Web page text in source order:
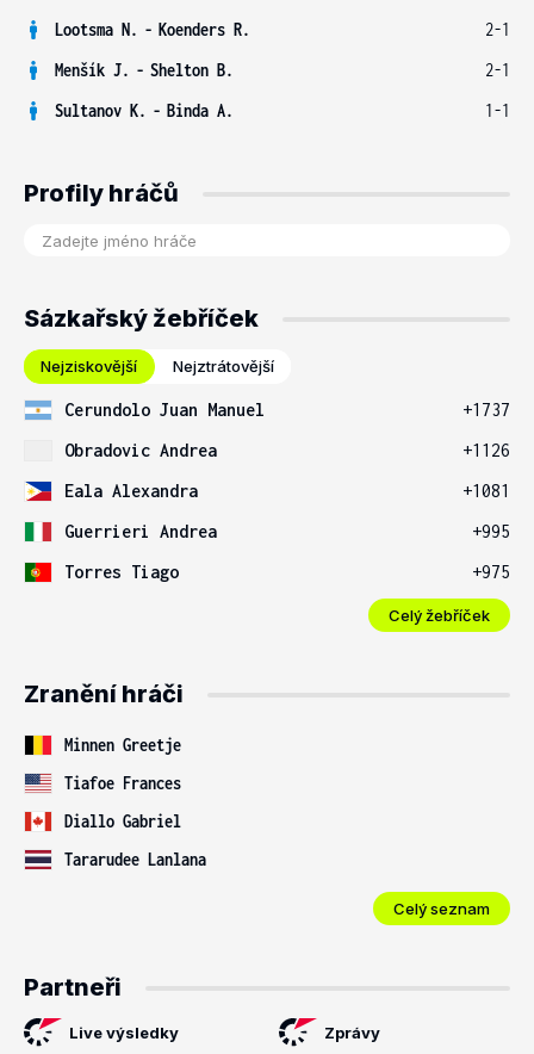
Lootsma N. - Koenders R.
2-1
Menšík J. - Shelton B.
2-1
Sultanov K. - Binda A. 1-1
Profily hráčů
Sázkařský žebříček
Nejziskovější Nejztrátovější
Cerundolo Juan Manuel
+1737
Obradovic Andrea
+1126
Eala Alexandra
+1081
Guerrieri Andrea
+995
Torres Tiago
+975
Celý žebříček
Zranění hráči
Minnen Greetje
Tiafoe Frances
Diallo Gabriel
Tararudee Lanlana
Celý seznam
Partneři
Live výsledky Zprávy